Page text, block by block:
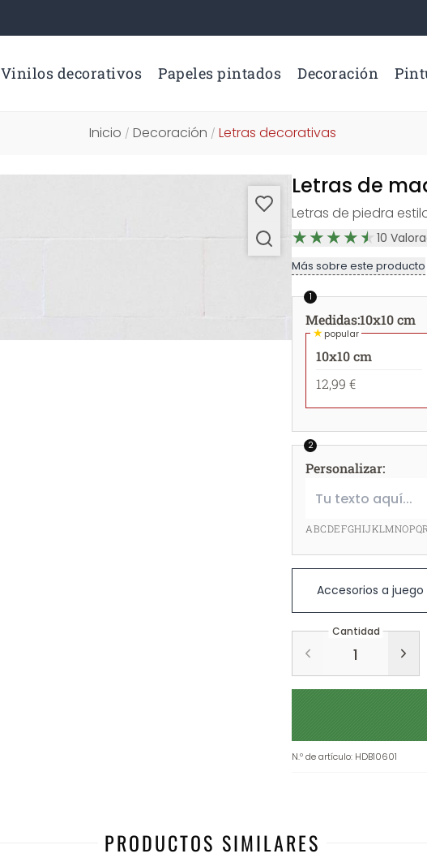
Vinilos decorativos Papeles pintados Decoración
Inicio / Decoración / Letras decorativas
Letras de
Letras de piedra
10
Más sobre este producto
1
Medidas:10x10 cm
★popular
10x10 cm
12,99 €
2
Personalizar:
Accesorios a juego
Cantidad
N.º de artículo: HDB10601
PRODUCTOS SIMILARES